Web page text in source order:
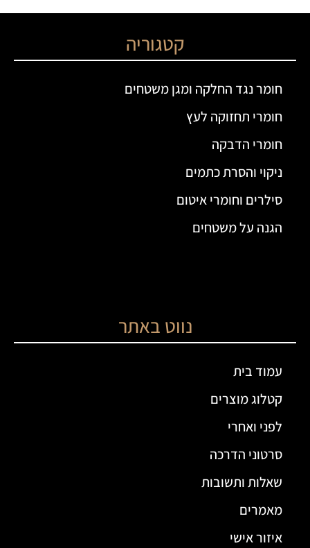
קטגוריה
חומר נגד החלקה ומגן משטחים
חומרי תחזוקה לעץ
חומרי הדבקה
ניקוי והסרת כתמים
סילרים וחומרי איטום
הגנה על משטחים
נווט באתר
עמוד בית
קטלוג מוצרים
לפני ואחרי
סרטוני הדרכה
שאלות ותשובות
מאמרים
איזור אישי